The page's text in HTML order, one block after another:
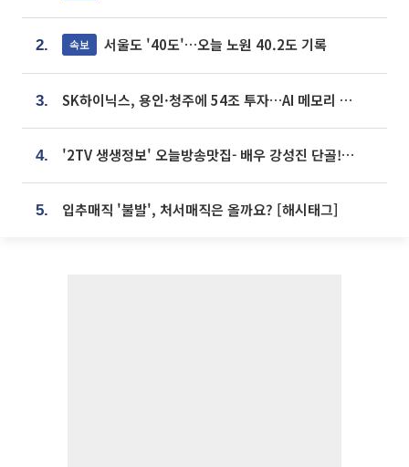
2. 속보 서울도 '40도'…오늘 노원 40.2도 기록
3. SK하이닉스, 용인·청주에 54조 투자…AI 메모리 생산기지 키운다
4. '2TV 생생정보' 오늘방송맛집- 배우 강성진 단골! 쌀국수ㆍ푸팟퐁 커리 맛집 '블○○○'
5. 입추매직 '불발', 처서매직은 올까요? [해시태그]